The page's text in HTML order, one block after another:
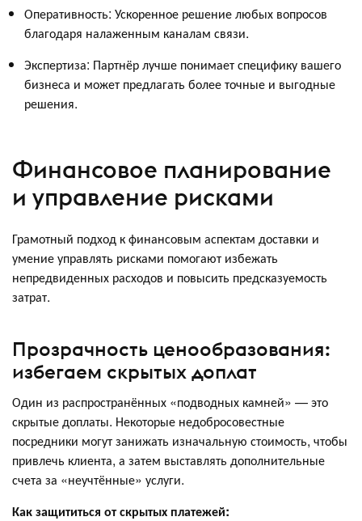
Оперативность: Ускоренное решение любых вопросов
благодаря налаженным каналам связи.
Экспертиза: Партнёр лучше понимает специфику вашего
бизнеса и может предлагать более точные и выгодные
решения.
Финансовое планирование
и управление рисками
Грамотный подход к финансовым аспектам доставки и
умение управлять рисками помогают избежать
непредвиденных расходов и повысить предсказуемость
затрат.
Прозрачность ценообразования:
избегаем скрытых доплат
Один из распространённых «подводных камней» — это
скрытые доплаты. Некоторые недобросовестные
посредники могут занижать изначальную стоимость, чтобы
привлечь клиента, а затем выставлять дополнительные
счета за «неучтённые» услуги.
Как защититься от скрытых платежей: